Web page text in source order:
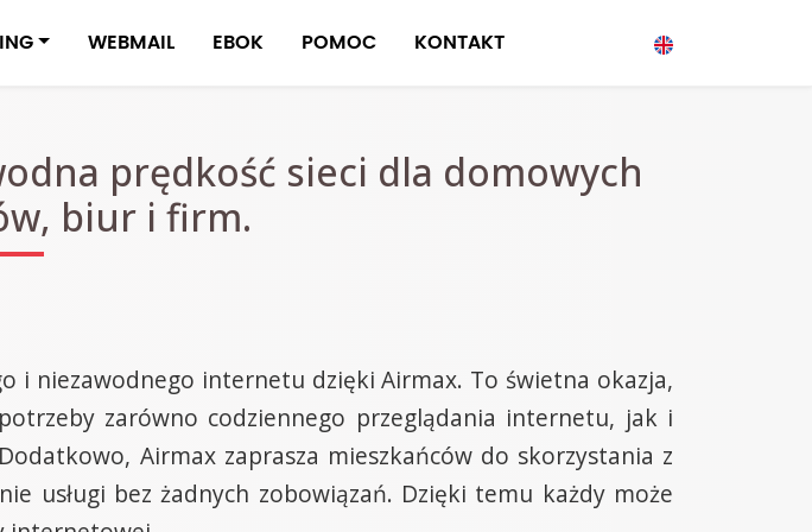
WEBMAIL EBOK POMOC KONTAKT
prędkość sieci dla domowych
biur i firm.
i niezawodnego internetu dzięki Airmax. To świetna okazja,
zarówno codziennego przeglądania internetu, jak i
Airmax zaprasza mieszkańców do skorzystania z
usługi bez żadnych zobowiązań. Dzięki temu każdy może